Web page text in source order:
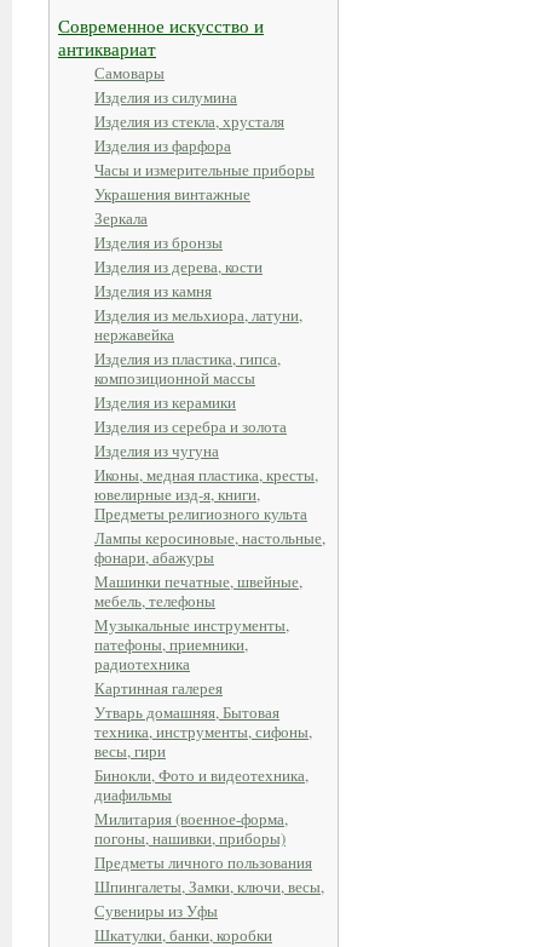
Современное искусство и
антиквариат
Самовары
Изделия из силумина
Изделия из стекла, хрусталя
Изделия из фарфора
Часы и измерительные приборы
Украшения винтажные
Зеркала
Изделия из бронзы
Изделия из дерева, кости
Изделия из камня
Изделия из мельхиора, латуни,
нержавейка
Изделия из пластика, гипса,
композиционной массы
Изделия из керамики
Изделия из серебра и золота
Изделия из чугуна
Иконы, медная пластика, кресты,
ювелирные изд-я, книги,
Предметы религиозного культа
Лампы керосиновые, настольные,
фонари, абажуры
Машинки печатные, швейные,
мебель, телефоны
Музыкальные инструменты,
патефоны, приемники,
радиотехника
Картинная галерея
Утварь домашняя, Бытовая
техника, инструменты, сифоны,
весы, гири
Бинокли, Фото и видеотехника,
диафильмы
Милитария (военное-форма,
погоны, нашивки, приборы)
Предметы личного пользования
Шпингалеты, Замки, ключи, весы,
Сувениры из Уфы
Шкатулки, банки, коробки